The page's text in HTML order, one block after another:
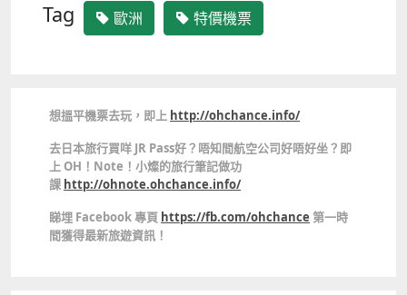
Tag 歐洲 特價機票
想搵平機票去玩，即上 http://ohchance.info/
去日本旅行買咩 JR Pass好？唔知間航空公司好唔好坐？即
上 OH！Note！小燦的旅行筆記做功
課 http://ohnote.ohchance.info/
睇埋 Facebook 專頁 https://fb.com/ohchance 第一時
間獲得最新旅遊資訊！